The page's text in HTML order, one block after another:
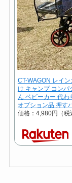
CT-WAGON レイ
け キャンプ コンパ
ん ベビーカー 代
オプション品 押す
価格：4,980円（税